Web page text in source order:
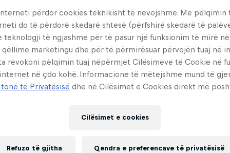
Race One
biggest event of the
season
SUPERCROSS
Jorge Prado: Under the
The 22-year-old MXGP champ
lifelong Supercross crown
SUPERCROSS
përdor cookies teknikisht të nevojshme. Me pëlqimin
do të përdorë skedarë shtesë (përfshirë skedarë të
teknologji të ngjashme për të pasur një funksionim të mirë
marketingu dhe për të përmirësuar përvojën tuaj në
revokoni pëlqimin tuaj nëpërmjet Cilësimeve të Cookie në
në çdo kohë. Informacione të mëtejshme mund të
të Privatësisë dhe në Cilësimet e Cookies direkt më
Cilësimet e cookies
Refuzo të gjitha Qendra e preferencave të privatësisë